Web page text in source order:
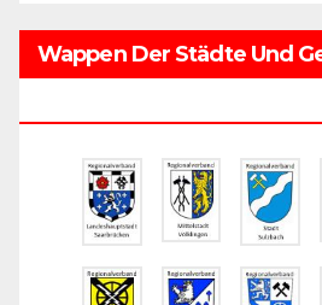
Wappen Der Städte Und